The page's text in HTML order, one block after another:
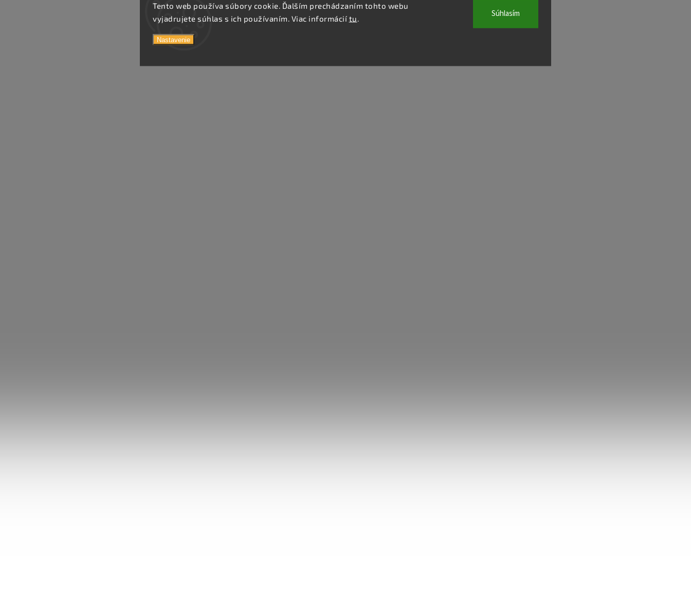
Tento web používa súbory cookie. Ďalším prechádzaním tohto webu
vyjadrujete súhlas s ich používaním. Viac informácií tu
Nastavenie
Súhlasím